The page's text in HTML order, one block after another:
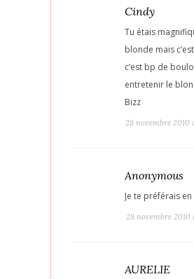
Cindy
Tu étais
blonde mais
c’est bp de
entretenir le
Bizz
28 novembre 2010
Anonymous
Je te préférais
28 novembre 2010
AURELIE